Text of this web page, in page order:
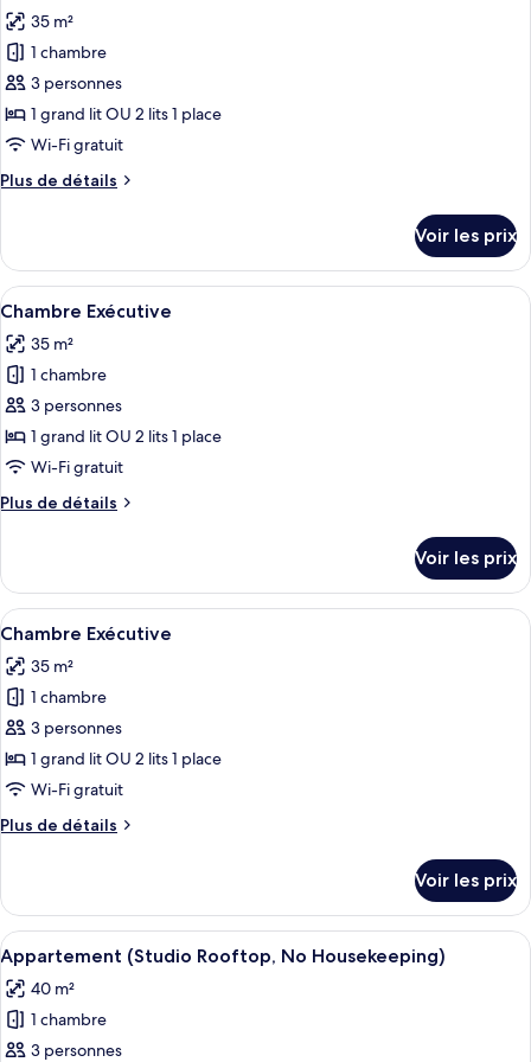
Studio
les
photos
pour
ce
type
chambre :
(High
Floor)
35 m²
1 chambre
3 personnes
1 grand lit OU 2 lits 1 place
Wi-Fi gratuit
Plus de détails
Plus
le
type
de
Studio
Exécutif
(High
Floor)
Voir les prix
Afficher
toutes
les
photos
pour
ce
type
chambre :
Literie de qualité supérieure, bureau,
9
Chambre Exécutive
35 m²
1 chambre
3 personnes
1 grand lit OU 2 lits 1 place
Wi-Fi gratuit
Plus de détails
Plus
le
type
de
Chambre
Exécutive
Voir les prix
Afficher
toutes
les
photos
pour
ce
type
chambre :
Literie de qualité supérieure, bureau,
9
Chambre Exécutive
35 m²
1 chambre
3 personnes
1 grand lit OU 2 lits 1 place
Wi-Fi gratuit
Plus de détails
Plus
le
type
de
chambre
Chambre
Exécutive
Voir les prix
Afficher
toutes
les
photos
pour
Literie de qualité supérieure, bureau,
10
Appartement (Studio Rooftop, No Housekeeping)
40 m²
1 chambre
3 personnes